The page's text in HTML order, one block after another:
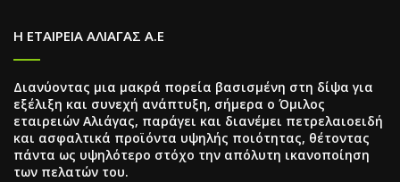
Η ΕΤΑΙΡΕΙΑ ΑΛΙΑΓΑΣ Α.Ε
Διανύοντας μια μακρά πορεία βασισμένη στη δίψα για
εξέλιξη και συνεχή ανάπτυξη, σήμερα ο Όμιλος
εταιρειών Αλιάγας, παράγει και διανέμει πετρελαιοειδή
και ασφαλτικά προϊόντα υψηλής ποιότητας, θέτοντας
πάντα ως υψηλότερο στόχο την απόλυτη ικανοποίηση
των πελατών του.